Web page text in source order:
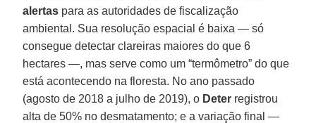
alertas para as autoridades de fiscalização
ambiental. Sua resolução espacial é baixa — só
consegue detectar clareiras maiores do que 6
hectares —, mas serve como um “termômetro” do que
está acontecendo na floresta. No ano passado
(agosto de 2018 a julho de 2019), o Deter registrou
alta de 50% no desmatamento; e a variação final —